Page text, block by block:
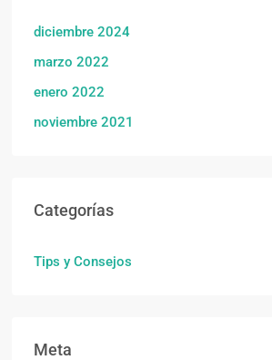
diciembre 2024
marzo 2022
enero 2022
noviembre 2021
Categorías
Tips y Consejos
Meta